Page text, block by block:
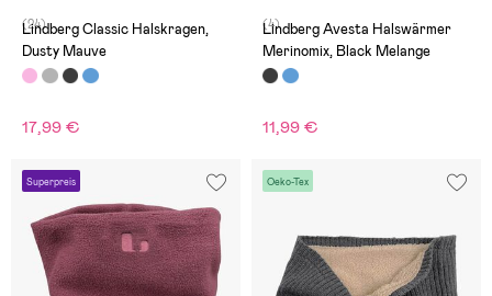
(24)
Lindberg Classic Halskragen,
Dusty Mauve
17,99 €
(4)
Lindberg Avesta Halswärmer
Merinomix, Black Melange
11,99 €
Superpreis Oeko-Tex